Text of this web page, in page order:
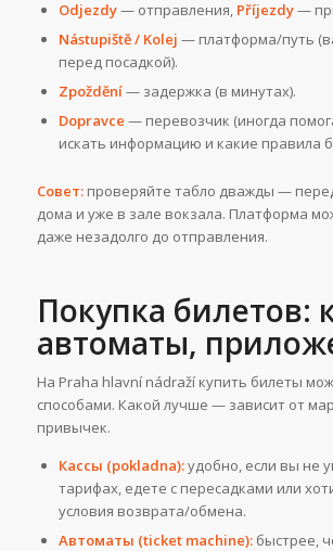
Odjezdy— отправления, Příjezdy—
Nástupiště / Kolej — платформа/путь
перед посадкой).
Zpoždění— задержка (в минутах).
Dopravce — перевозчик (иногда
искать информацию и какие правила
Совет:проверяйте табло дважды —
дома и уже в зале вокзала. Платформа
даже незадолго до отправления.
Покупка билетов:
автоматы,
На Praha hlavní nádraží купить билеты
способами. Какой лучше — зависит от
привычек.
Кассы (pokladna):удобно, если вы не
тарифах, едете с пересадками или
условия возврата/обмена.
Автоматы (ticket machine):быстрее,